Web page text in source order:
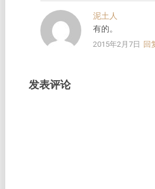
泥土人
有的。
2015年2月7日 回
发表评论